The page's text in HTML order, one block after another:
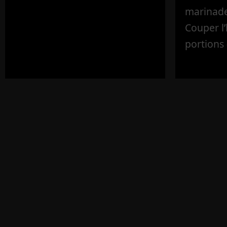
Couper
portions